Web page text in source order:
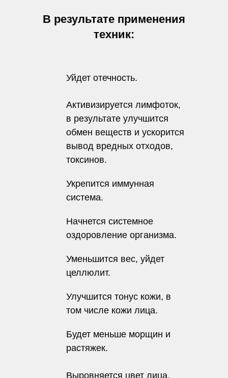
В результате применения
техник:
Уйдет отечность.
Активизируется лимфоток,
в результате улучшится
обмен веществ и ускорится
вывод вредных отходов,
токсинов.
Укрепится иммунная
система.
Начнется системное
оздоровление организма.
Уменьшится вес, уйдет
целлюлит.
Улучшится тонус кожи, в
том числе кожи лица.
Будет меньше морщин и
растяжек.
Выровняется цвет лица.